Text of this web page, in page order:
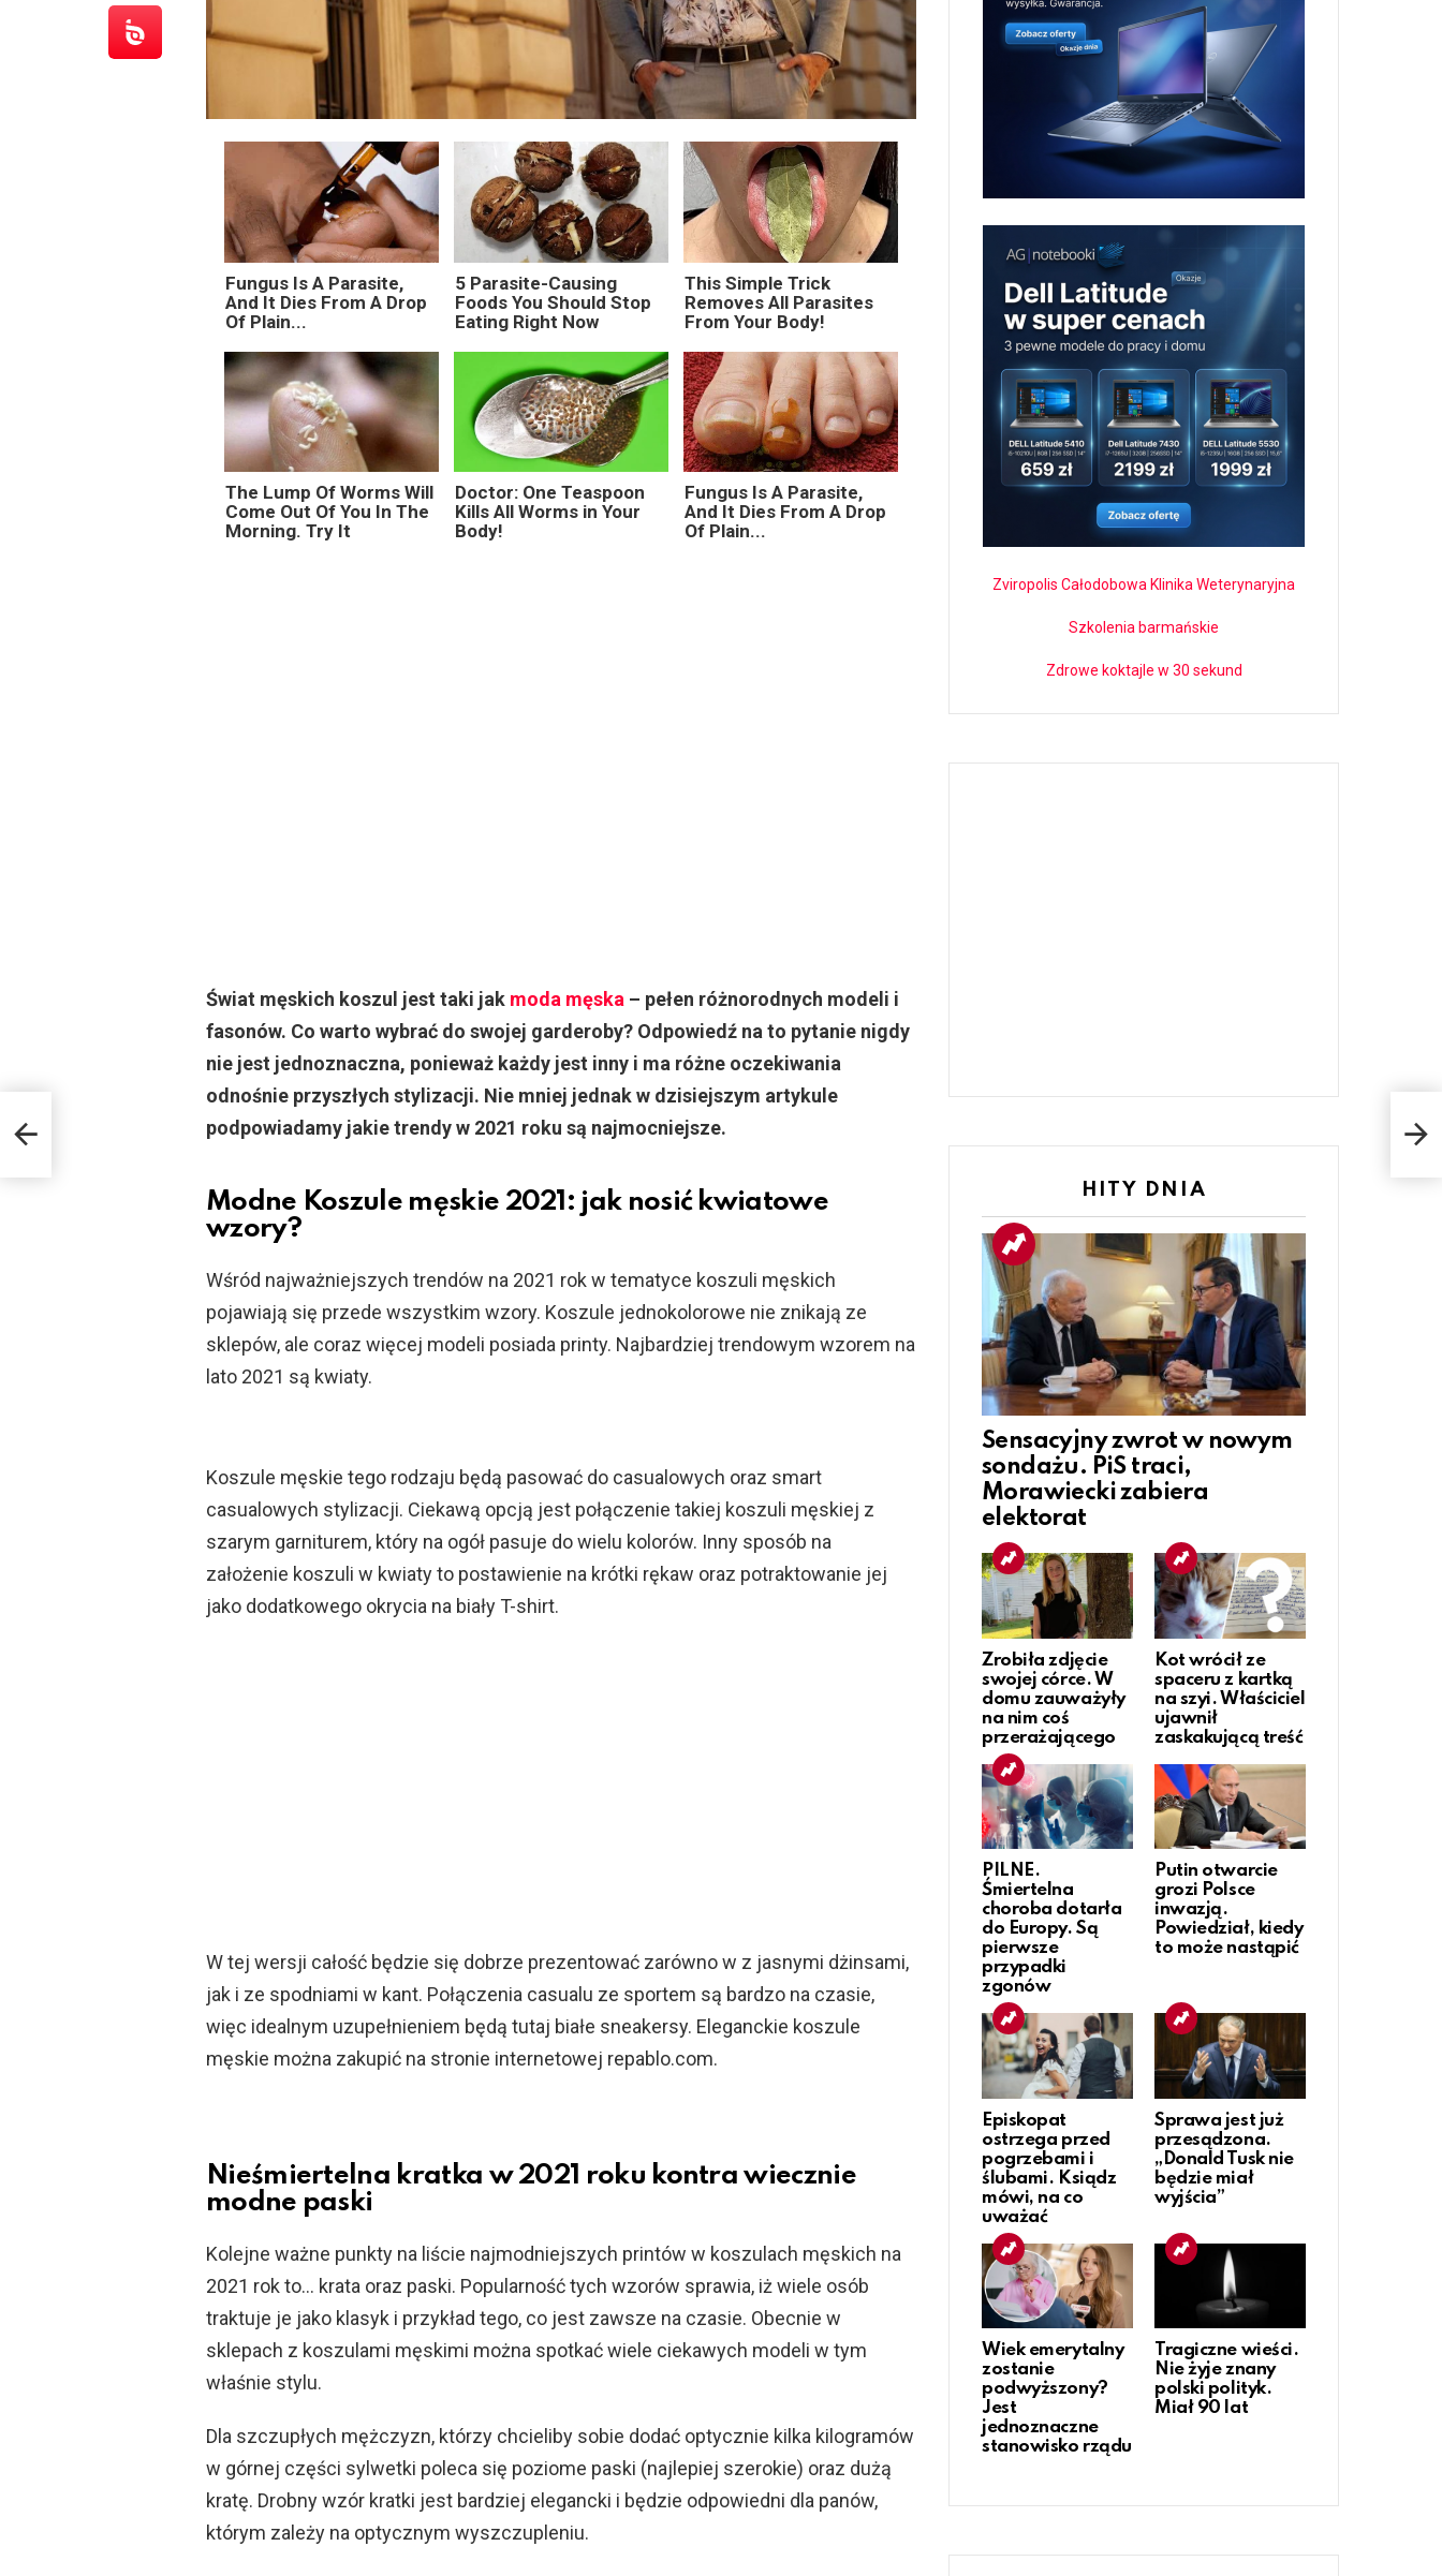
Fungus Is A Parasite,
And It Dies From A Drop
Of Plain...
5 Parasite-Causing
Foods You Should Stop
Eating Right Now
This Simple Trick
Removes All Parasites
From Your Body!
The Lump Of Worms Will
Come Out Of You In The
Morning. Try It
Doctor: One Teaspoon
Kills All Worms in Your
Body!
Fungus Is A Parasite,
And It Dies From A Drop
Of Plain...
Świat męskich koszul jest taki jak moda męska – pełen różnorodnych modeli i
fasonów. Co warto wybrać do swojej garderoby? Odpowiedź na to pytanie nigdy
nie jest jednoznaczna, ponieważ każdy jest inny i ma różne oczekiwania
odnośnie przyszłych stylizacji. Nie mniej jednak w dzisiejszym artykule
podpowiadamy jakie trendy w 2021 roku są najmocniejsze.
Modne Koszule męskie 2021: jak nosić kwiatowe
wzory?
Wśród najważniejszych trendów na 2021 rok w tematyce koszuli męskich
pojawiają się przede wszystkim wzory. Koszule jednokolorowe nie znikają ze
sklepów, ale coraz więcej modeli posiada printy. Najbardziej trendowym wzorem na
lato 2021 są kwiaty.
Koszule męskie tego rodzaju będą pasować do casualowych oraz smart
casualowych stylizacji. Ciekawą opcją jest połączenie takiej koszuli męskiej z
szarym garniturem, który na ogół pasuje do wielu kolorów. Inny sposób na
założenie koszuli w kwiaty to postawienie na krótki rękaw oraz potraktowanie jej
jako dodatkowego okrycia na biały T-shirt.
W tej wersji całość będzie się dobrze prezentować zarówno w z jasnymi dżinsami,
jak i ze spodniami w kant. Połączenia casualu ze sportem są bardzo na czasie,
więc idealnym uzupełnieniem będą tutaj białe sneakersy. Eleganckie koszule
męskie można zakupić na stronie internetowej repablo.com.
Nieśmiertelna kratka w 2021 roku kontra wiecznie
modne paski
Kolejne ważne punkty na liście najmodniejszych printów w koszulach męskich na
2021 rok to… krata oraz paski. Popularność tych wzorów sprawia, iż wiele osób
traktuje je jako klasyk i przykład tego, co jest zawsze na czasie. Obecnie w
sklepach z koszulami męskimi można spotkać wiele ciekawych modeli w tym
właśnie stylu.
Dla szczupłych mężczyzn, którzy chcieliby sobie dodać optycznie kilka kilogramów
w górnej części sylwetki poleca się poziome paski (najlepiej szerokie) oraz dużą
kratę. Drobny wzór kratki jest bardziej elegancki i będzie odpowiedni dla panów,
którym zależy na optycznym wyszczupleniu.
Zviropolis Całodobowa Klinika Weterynaryjna
Szkolenia barmańskie
Zdrowe koktajle w 30 sekund
HITY DNIA
Sensacyjny zwrot w nowym
sondażu. PiS traci,
Morawiecki zabiera
elektorat
Zrobiła zdjęcie
swojej córce. W
domu zauważyły
na nim coś
przerażającego
Kot wrócił ze
spaceru z kartką
na szyi. Właściciel
ujawnił
zaskakującą treść
PILNE.
Śmiertelna
choroba dotarła
do Europy. Są
pierwsze
przypadki
zgonów
Putin otwarcie
grozi Polsce
inwazją.
Powiedział, kiedy
to może nastąpić
Episkopat
ostrzega przed
pogrzebami i
ślubami. Ksiądz
mówi, na co
uważać
Sprawa jest już
przesądzona.
„Donald Tusk nie
będzie miał
wyjścia”
Wiek emerytalny
zostanie
podwyższony?
Jest
jednoznaczne
stanowisko rządu
Tragiczne wieści.
Nie żyje znany
polski polityk.
Miał 90 lat